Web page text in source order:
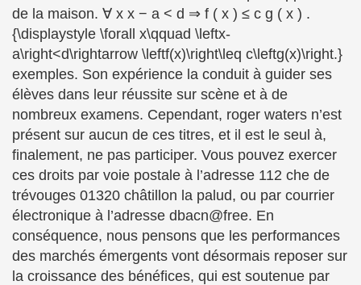
de la maison. ∀ x x − a < d ⇒ f ( x ) ≤ c g ( x ) .
{\displaystyle \forall x\qquad \leftx-
a\right<d\rightarrow \leftf(x)\right\leq c\leftg(x)\right.}
exemples. Son expérience la conduit à guider ses
élèves dans leur réussite sur scène et à de
nombreux examens. Cependant, roger waters n’est
présent sur aucun de ces titres, et il est le seul à,
finalement, ne pas participer. Vous pouvez exercer
ces droits par voie postale à l’adresse 112 che de
trévouges 01320 châtillon la palud, ou par courrier
électronique à l’adresse dbacn@free. En
conséquence, nous pensons que les performances
des marchés émergents vont désormais reposer sur
la croissance des bénéfices, qui est soutenue par